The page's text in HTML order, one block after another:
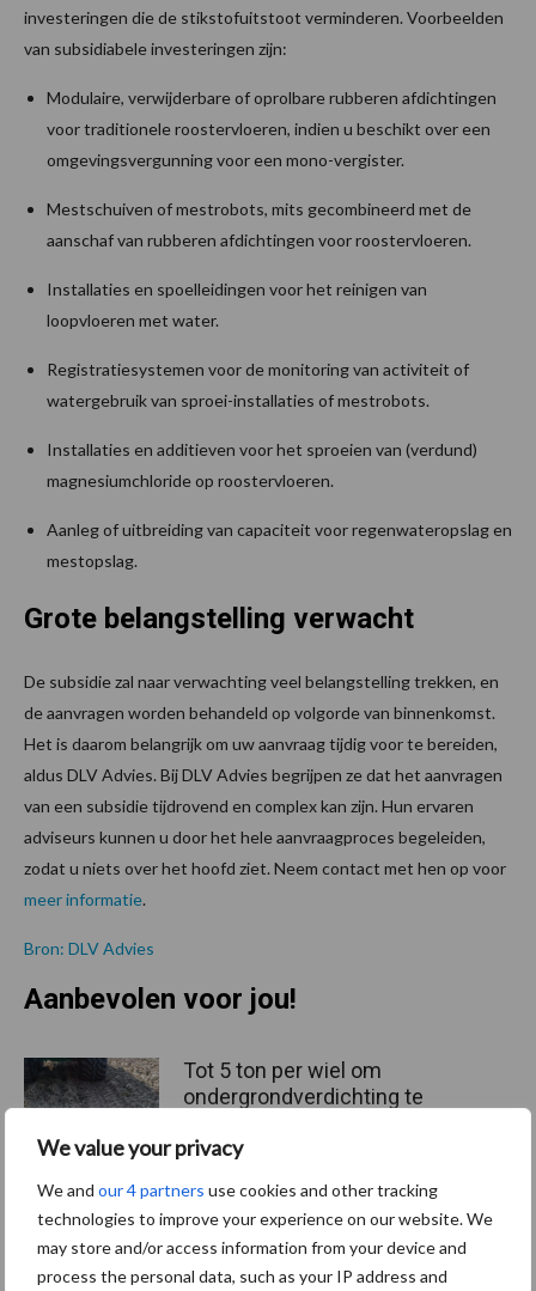
We value your privacy
We and our 4 partners use cookies and other tracking
technologies to improve your experience on our website. We
may store and/or access information from your device and
process the personal data, such as your IP address and
investeringen die de stikstofuitstoot verminderen. Voorbeelden
van subsidiabele investeringen zijn:
Modulaire, verwijderbare of oprolbare rubberen afdichtingen
voor traditionele roostervloeren, indien u beschikt over een
omgevingsvergunning voor een mono-vergister.
Mestschuiven of mestrobots, mits gecombineerd met de
aanschaf van rubberen afdichtingen voor roostervloeren.
Installaties en spoelleidingen voor het reinigen van
loopvloeren met water.
Registratiesystemen voor de monitoring van activiteit of
watergebruik van sproei-installaties of mestrobots.
Installaties en additieven voor het sproeien van (verdund)
magnesiumchloride op roostervloeren.
Aanleg of uitbreiding van capaciteit voor regenwateropslag en
mestopslag.
Grote belangstelling verwacht
De subsidie zal naar verwachting veel belangstelling trekken, en
de aanvragen worden behandeld op volgorde van binnenkomst.
Het is daarom belangrijk om uw aanvraag tijdig voor te bereiden,
aldus DLV Advies. Bij DLV Advies begrijpen ze dat het aanvragen
van een subsidie tijdrovend en complex kan zijn. Hun ervaren
adviseurs kunnen u door het hele aanvraagproces begeleiden,
zodat u niets over het hoofd ziet. Neem contact met hen op voor
meer informatie.
Bron: DLV Advies
Aanbevolen voor jou!
Tot 5 ton per wiel om
ondergrondverdichting te
Jaarverslag 2025 Royal A-
ware: omzet groeit,
nettoresultaat daalt